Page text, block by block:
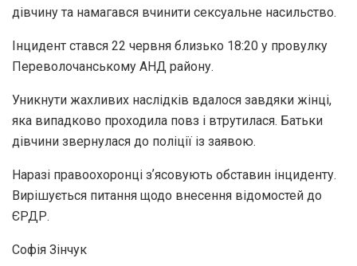
дівчину та намагався вчинити сексуальне насильство.
Інцидент стався 22 червня близько 18:20 у провулку
Переволочанському АНД району.
Уникнути жахливих наслідків вдалося завдяки жінці,
яка випадково проходила повз і втрутилася. Батьки
дівчини звернулася до поліції із заявою.
Наразі правоохоронці зʼясовують обставин інциденту.
Вирішується питання щодо внесення відомостей до
ЄРДР.
Софія Зінчук